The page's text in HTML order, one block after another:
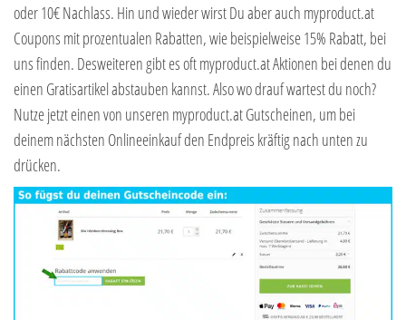
oder 10€ Nachlass. Hin und wieder wirst Du aber auch myproduct.at
Coupons mit prozentualen Rabatten, wie beispielweise 15% Rabatt, bei
uns finden. Desweiteren gibt es oft myproduct.at Aktionen bei denen du
einen Gratisartikel abstauben kannst. Also wo drauf wartest du noch?
Nutze jetzt einen von unseren myproduct.at Gutscheinen, um bei
deinem nächsten Onlineeinkauf den Endpreis kräftig nach unten zu
drücken.